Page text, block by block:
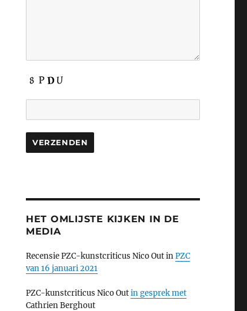
HET OMLIJSTE KIJKEN IN DE
MEDIA
Recensie PZC-kunstcriticus Nico Out inPZC
van 16 januari 2021
PZC-kunstcriticus Nico Outin gesprek met
Cathrien Berghout